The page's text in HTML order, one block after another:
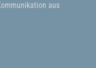
aus